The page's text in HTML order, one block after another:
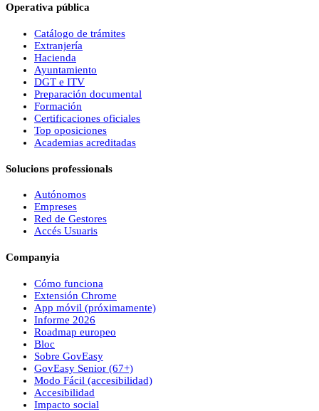
Operativa pública
Catálogo de trámites
Extranjería
Hacienda
Ayuntamiento
DGT e ITV
Preparación documental
Formación
Certificaciones oficiales
Top oposiciones
Academias acreditadas
Solucions professionals
Autónomos
Empreses
Red de Gestores
Accés Usuaris
Companyia
Cómo funciona
Extensión Chrome
App móvil (próximamente)
Informe 2026
Roadmap europeo
Bloc
Sobre GovEasy
GovEasy Senior (67+)
Modo Fácil (accesibilidad)
Accesibilidad
Impacto social